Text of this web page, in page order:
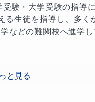
験・大学受験の指導
る生徒を指導し、多く
などの難関校へ進学し
と見る